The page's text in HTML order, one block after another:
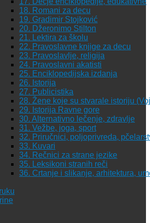
18. Romani za decu
19. Gradimir Stojković
20. Džeronimo Stilton
21. Lektira za školu
22. Pravoslavne knjige za decu
23. Pravoslavlje, religija
24. Pravoslavni akatisti
25. Enciklopedijska izdanja
26. Istorija
27. Publicistika
28. Žene koje su stvarale istoriju
29. Istorija Ravne gore
30. Alternativno lečenje, zdravlje
31. Vežbe, joga, sport
32. Priručnici, poljoprivreda,
33. Kuvari
34. Rečnici za strane jezike
35. Leksikoni stranih reči
36. Crtanje i slikanje, arhitektura,